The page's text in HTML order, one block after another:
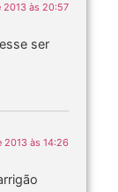
às 20:57
ser
2013 às 14:26